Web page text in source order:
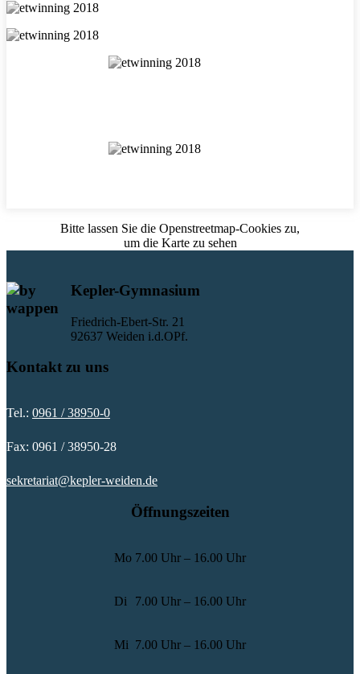
Bitte lassen Sie die Openstreetmap-Cookies zu,
um die Karte zu sehen
Kepler-Gymnasium
Friedrich-Ebert-Str. 21
92637 Weiden i.d.OPf.
Kontakt zu uns
Tel.: 0961 / 38950-0
Fax: 0961 / 38950-28
sekretariat@kepler-weiden.de
Öffnungszeiten
Mo 7.00 Uhr – 16.00 Uhr
Di 7.00 Uhr – 16.00 Uhr
Mi 7.00 Uhr – 16.00 Uhr